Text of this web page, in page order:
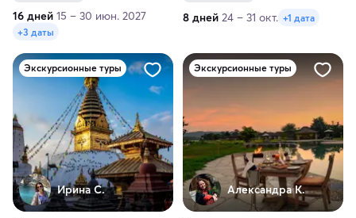
Тал: символизм и
паломничество
16 дней 15 – 30 июн. 2027
+3 даты
8 дней 24 – 31 окт. +1 дата
Экскурсионные туры
Ирина С.
Экскурсионные туры
Александра К.